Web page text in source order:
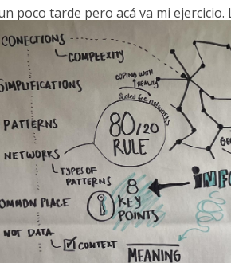
poco tarde pero acá va mi ejercicio.